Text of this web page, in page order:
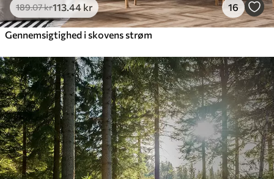
189.07kr113 .44 kr 16
Gennemsigtighed i skovens strøm